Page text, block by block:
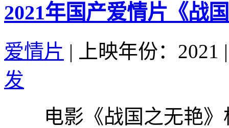
2021年国产爱情片《战
爱情片 | 上映年份：2021 |
发
电影《战国之无艳》